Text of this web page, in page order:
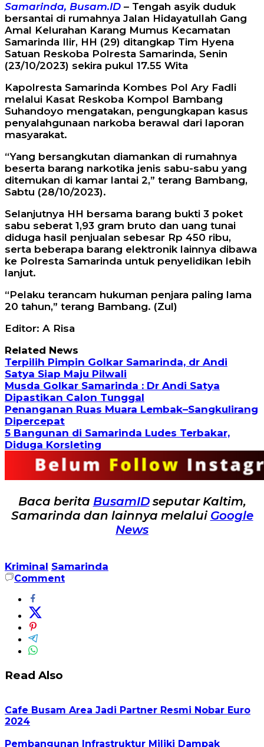
Samarinda, Busam.ID – Tengah asyik duduk
bersantai di rumahnya Jalan Hidayatullah Gang
Amal Kelurahan Karang Mumus Kecamatan
Samarinda Ilir, HH (29) ditangkap Tim Hyena
Satuan Reskoba Polresta Samarinda, Senin
(23/10/2023) sekira pukul 17.55 Wita
Kapolresta Samarinda Kombes Pol Ary Fadli
melalui Kasat Reskoba Kompol Bambang
Suhandoyo mengatakan, pengungkapan kasus
penyalahgunaan narkoba berawal dari laporan
masyarakat.
“Yang bersangkutan diamankan di rumahnya
beserta barang narkotika jenis sabu-sabu yang
ditemukan di kamar lantai 2,” terang Bambang,
Sabtu (28/10/2023).
Selanjutnya HH bersama barang bukti 3 poket
sabu seberat 1,93 gram bruto dan uang tunai
diduga hasil penjualan sebesar Rp 450 ribu,
serta beberapa barang elektronik lainnya dibawa
ke Polresta Samarinda untuk penyelidikan lebih
lanjut.
“Pelaku terancam hukuman penjara paling lama
20 tahun,” terang Bambang. (Zul)
Editor: A Risa
Related News
Terpilih Pimpin Golkar Samarinda, dr Andi
Satya Siap Maju Pilwali
Musda Golkar Samarinda : Dr Andi Satya
Dipastikan Calon Tunggal
Penanganan Ruas Muara Lembak–Sangkulirang
Dipercepat
5 Bangunan di Samarinda Ludes Terbakar,
Diduga Korsleting
Baca berita BusamIDseputar Kaltim,
Samarinda dan lainnya melalui Google
News
Kriminal Samarinda
Comment
Read Also
Cafe Busam Area Jadi Partner Resmi Nobar Euro
2024
Pembangunan Infrastruktur Miliki Dampak